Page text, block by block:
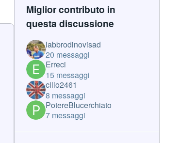
Miglior contributo in
questa discussione
labbrodinovisad
20 messaggi
Erreci
15 messaggi
cillo2461
8 messaggi
PotereBlucerchiato
7 messaggi